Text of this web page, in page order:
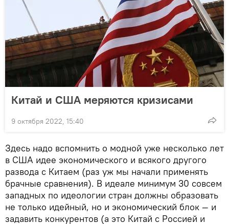
Китай и США меряются кризисами
9 октября 2022, 15:40
Здесь надо вспомнить о модной уже несколько лет
в США идее экономического и всякого другого
развода с Китаем (раз уж мы начали применять
брачные сравнения). В идеале минимум 30 совсем
западных по идеологии стран должны образовать
не только идейный, но и экономический блок — и
задавить конкурентов (а это Китай с Россией и